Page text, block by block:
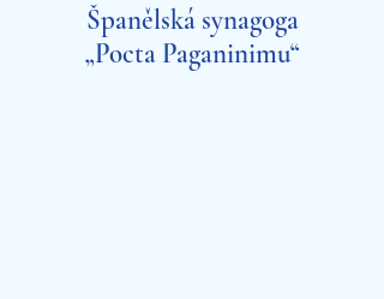
Španělská synagoga
„Pocta Paganinimu“